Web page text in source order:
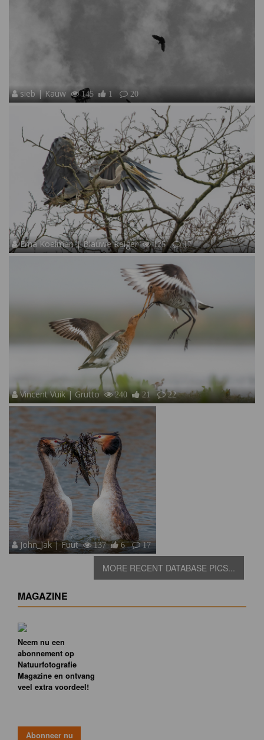
sieb | Kauw 145 1 20
Erna Koelman | Blauwe Reiger 125 17
Vincent Vuik | Grutto 240 21 22
John_Jak | Fuut 137 6 17
MORE RECENT DATABASE PICS...
MAGAZINE
Neem nu een
abonnement op
Natuurfotografie
Magazine en ontvang
veel extra voordeel!